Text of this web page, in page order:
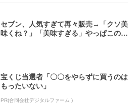
セブン、人気すぎて再々販売→「クソ美
味くね？」「美味すぎる」やっぱこのク
宝くじ当選者「〇〇をやらずに買うのは
もったいない」
PR(合同会社デジタルファーム )